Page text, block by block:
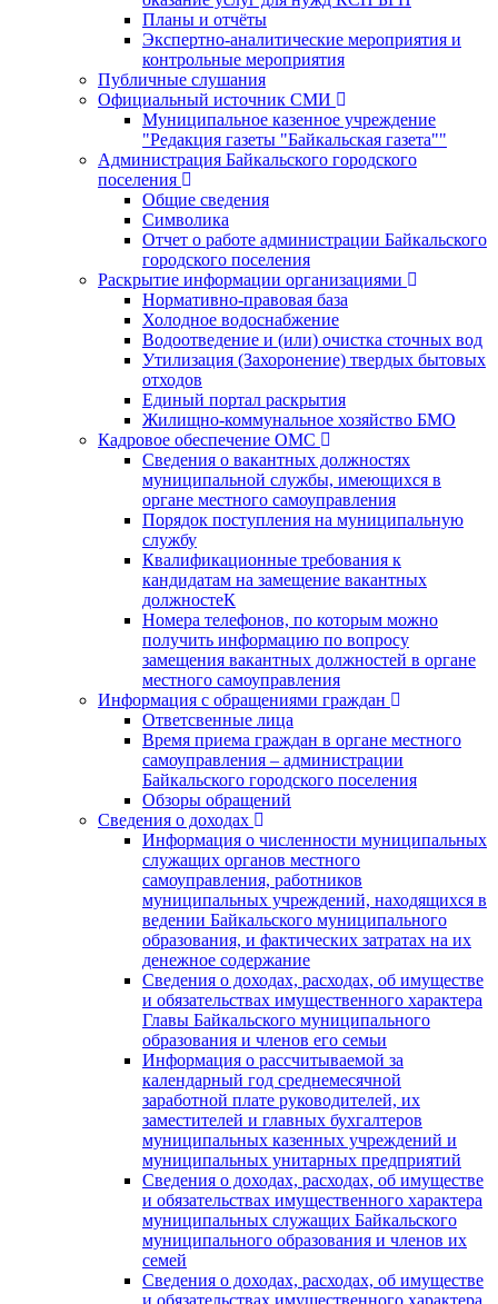
Планы и отчёты
Экспертно-аналитические мероприятия и
контрольные мероприятия
Публичные слушания
Официальный источник СМИ
Муниципальное казенное учреждение
"Редакция газеты "Байкальская газета""
Администрация Байкальского городского
поселения
Общие сведения
Символика
Отчет о работе администрации Байкальского
городского поселения
Раскрытие информации организациями
Нормативно-правовая база
Холодное водоснабжение
Водоотведение и (или) очистка сточных вод
Утилизация (Захоронение) твердых бытовых
отходов
Единый портал раскрытия
Жилищно-коммунальное хозяйство БМО
Кадровое обеспечение ОМС
Сведения о вакантных должностях
муниципальной службы, имеющихся в
органе местного самоуправления
Порядок поступления на муниципальную
службу
Квалификационные требования к
кандидатам на замещение вакантных
должностеК
Номера телефонов, по которым можно
получить информацию по вопросу
замещения вакантных должностей в органе
местного самоуправления
Информация с обращениями граждан
Ответсвенные лица
Время приема граждан в органе местного
самоуправления – администрации
Байкальского городского поселения
Обзоры обращений
Сведения о доходах
Информация о численности муниципальных
служащих органов местного
самоуправления, работников
муниципальных учреждений, находящихся в
ведении Байкальского муниципального
образования, и фактических затратах на их
денежное содержание
Сведения о доходах, расходах, об имуществе
и обязательствах имущественного характера
Главы Байкальского муниципального
образования и членов его семьи
Информация о рассчитываемой за
календарный год среднемесячной
заработной плате руководителей, их
заместителей и главных бухгалтеров
муниципальных казенных учреждений и
муниципальных унитарных предприятий
Сведения о доходах, расходах, об имуществе
и обязательствах имущественного характера
муниципальных служащих Байкальского
муниципального образования и членов их
семей
Сведения о доходах, расходах, об имуществе
и обязательствах имущественного характера